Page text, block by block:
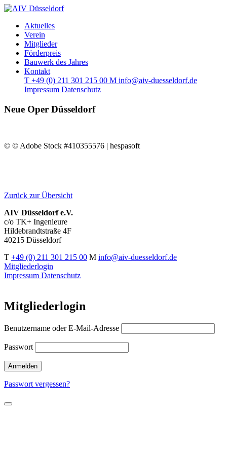
Aktuelles
Verein
Mitglieder
Förderpreis
Bauwerk des Jahres
Kontakt
T +49 (0) 211 301 215 00 M info@aiv-duesseldorf.de
Impressum Datenschutz
Neue Oper Düsseldorf
© © Adobe Stock #410355576 | hespasoft
Zurück zur Übersicht
AIV Düsseldorf e.V.
c/o TK+ Ingenieure
Hildebrandtstraße 4F
40215 Düsseldorf
T +49 (0) 211 301 215 00 M info@aiv-duesseldorf.de
Mitgliederlogin
Impressum Datenschutz
Mitgliederlogin
Benutzername oder E-Mail-Adresse
Passwort
Passwort vergessen?